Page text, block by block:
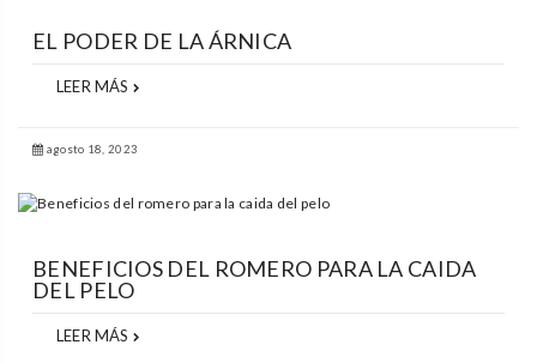
EL PODER DE LA ÁRNICA
LEER MÁS
agosto 18, 2023
BENEFICIOS DEL ROMERO PARA LA CAIDA
DEL PELO
LEER MÁS